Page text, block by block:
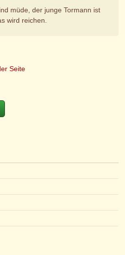
müde, der junge Tormann ist
wird reichen.
Seite